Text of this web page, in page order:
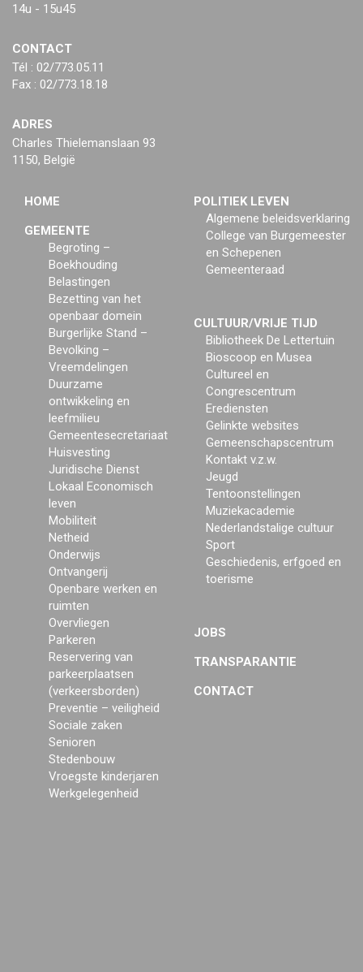
14u - 15u45
CONTACT
Tél : 02/773.05.11
Fax : 02/773.18.18
ADRES
Charles Thielemanslaan 93
1150, België
HOME
GEMEENTE
Begroting –
Boekhouding
Belastingen
Bezetting van het
openbaar domein
Burgerlijke Stand –
Bevolking –
Vreemdelingen
Duurzame
ontwikkeling en
leefmilieu
Gemeentesecretariaat
Huisvesting
Juridische Dienst
Lokaal Economisch
leven
Mobiliteit
Netheid
Onderwijs
Ontvangerij
Openbare werken en
ruimten
Overvliegen
Parkeren
Reservering van
parkeerplaatsen
(verkeersborden)
Preventie – veiligheid
Sociale zaken
Senioren
Stedenbouw
Vroegste kinderjaren
Werkgelegenheid
POLITIEK LEVEN
Algemene beleidsverklaring
College van Burgemeester
en Schepenen
Gemeenteraad
CULTUUR/VRIJE TIJD
Bibliotheek De Lettertuin
Bioscoop en Musea
Cultureel en
Congrescentrum
Erediensten
Gelinkte websites
Gemeenschapscentrum
Kontakt v.z.w.
Jeugd
Tentoonstellingen
Muziekacademie
Nederlandstalige cultuur
Sport
Geschiedenis, erfgoed en
toerisme
JOBS
TRANSPARANTIE
CONTACT